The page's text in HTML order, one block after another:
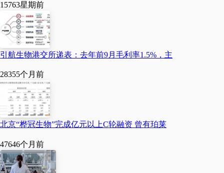
15763星期前
引航生物港交所递表：去年前9月毛利率1.5%，主
28355个月前
北京“桦冠生物”完成亿元以上C轮融资 曾有珀莱
47646个月前